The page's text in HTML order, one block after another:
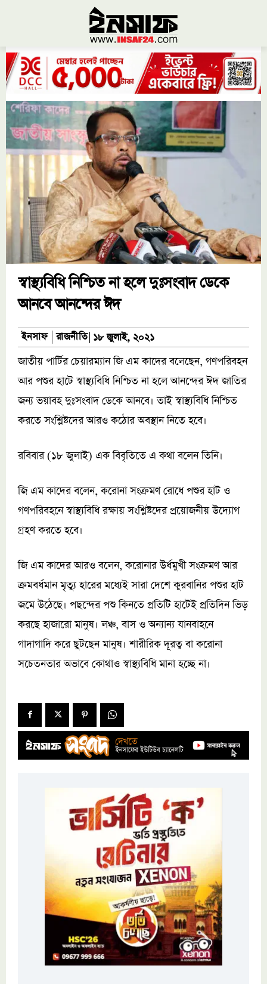
স্বাস্থ্যবিধি নিশ্চিত না হলে দুঃসংবাদ ডেকে
আনবে আনন্দের ঈদ
ইনসাফ রাজনীতি ১৮ জুলাই, ২০২১
জাতীয় পার্টির চেয়ারম্যান জি এম কাদের বলেছেন, গণপরিবহন
আর পশুর হাটে স্বাস্থ্যবিধি নিশ্চিত না হলে আনন্দের ঈদ জাতির
জন্য ভয়াবহ দুঃসংবাদ ডেকে আনবে। তাই স্বাস্থ্যবিধি নিশ্চিত
করতে সংশ্লিষ্টদের আরও কঠোর অবস্থান নিতে হবে।
রবিবার (১৮ জুলাই) এক বিবৃতিতে এ কথা বলেন তিনি।
জি এম কাদের বলেন, করোনা সংক্রমণ রোধে পশুর হাট ও
গণপরিবহনে স্বাস্থ্যবিধি রক্ষায় সংশ্লিষ্টদের প্রয়োজনীয় উদ্যোগ
গ্রহণ করতে হবে।
জি এম কাদের আরও বলেন, করোনার উর্ধমুখী সংক্রমণ আর
ক্রমবর্ধমান মৃত্যু হারের মধ্যেই সারা দেশে কুরবানির পশুর হাট
জমে উঠেছে। পছন্দের পশু কিনতে প্রতিটি হাটেই প্রতিদিন ভিড়
করছে হাজারো মানুষ। লঞ্চ, বাস ও অন্যান্য যানবাহনে
গাদাগাদি করে ছুটছেন মানুষ। শারীরিক দূরত্ব বা করোনা
সচেতনতার অভাবে কোথাও স্বাস্থ্যবিধি মানা হচ্ছে না।